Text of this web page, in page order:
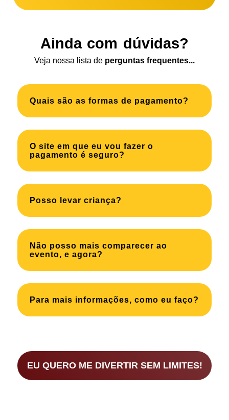
Ainda com dúvidas?
Veja nossa lista de perguntas frequentes...
Quais são as formas de pagamento?
O site em que eu vou fazer o
pagamento é seguro?
Posso levar criança?
Não posso mais comparecer ao
evento, e agora?
Para mais informações, como eu faço?
EU QUERO ME DIVERTIR SEM LIMITES!